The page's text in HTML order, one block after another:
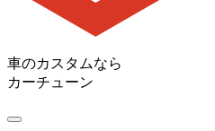
車のカスタムなら
カーチューン